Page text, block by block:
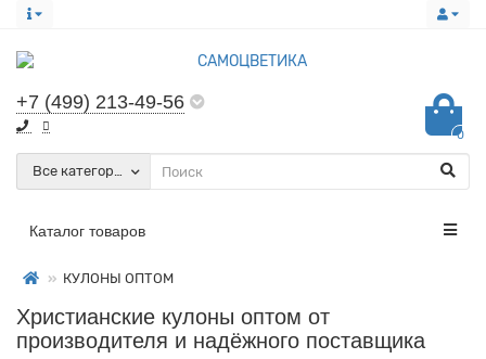
+7 (499) 213-49-56
0
Все категории
Каталог товаров
КУЛОНЫ ОПТОМ
Христианские кулоны оптом от
производителя и надёжного поставщика